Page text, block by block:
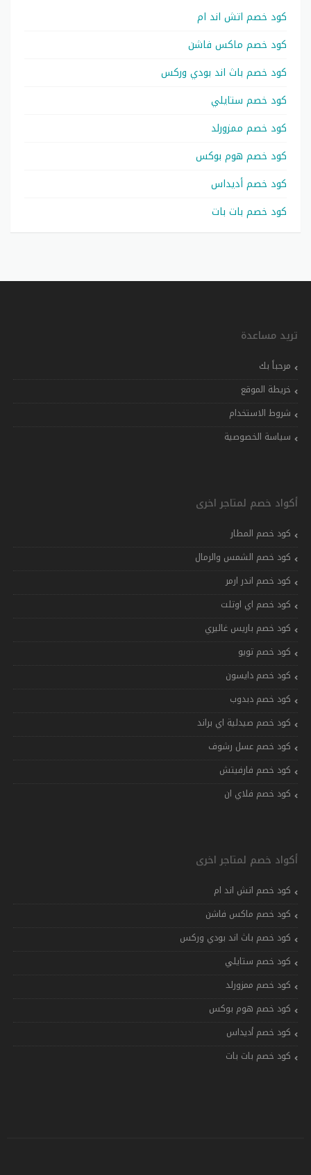
كود خصم اتش اند ام
كود خصم ماكس فاشن
كود خصم باث اند بودي وركس
كود خصم ستايلي
كود خصم ممزورلد
كود خصم هوم بوكس
كود خصم أديداس
كود خصم بات بات
تريد مساعدة
مرحباً بك
خريطة الموقع
شروط الاستخدام
سياسة الخصوصية
أكواد خصم لمتاجر اخرى
كود خصم المطار
كود خصم الشمس والرمال
كود خصم اندر ارمر
كود خصم اي اوتلت
كود خصم باريس غاليري
كود خصم تويو
كود خصم دايسون
كود خصم دبدوب
كود خصم صيدلية اي براند
كود خصم عسل رشوف
كود خصم فارفيتش
كود خصم فلاي ان
أكواد خصم لمتاجر اخرى
كود خصم اتش اند ام
كود خصم ماكس فاشن
كود خصم باث اند بودي وركس
كود خصم ستايلي
كود خصم ممزورلد
كود خصم هوم بوكس
كود خصم أديداس
كود خصم بات بات